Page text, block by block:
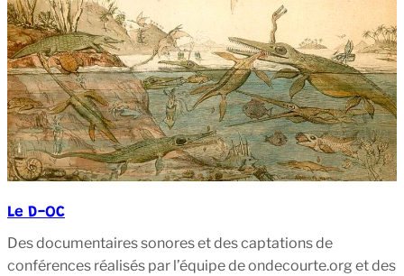
Le D-OC
Des documentaires sonores et des captations de
conférences réalisés par l’équipe de ondecourte.org et des